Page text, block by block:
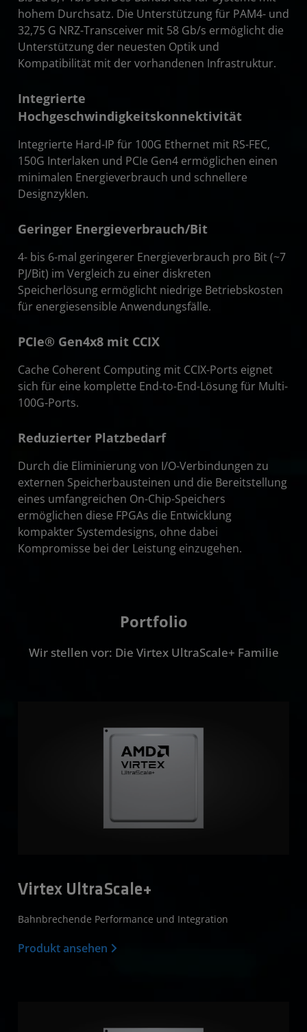
hohem Durchsatz. Die Unterstützung für PAM4- und
32,75 G NRZ-Transceiver mit 58 Gb/s ermöglicht die
Unterstützung der neuesten Optik und
Kompatibilität mit der vorhandenen Infrastruktur.
Integrierte
Hochgeschwindigkeitskonnektivität
Integrierte Hard-IP für 100G Ethernet mit RS-FEC,
150G Interlaken und PCIe Gen4 ermöglichen einen
minimalen Energieverbrauch und schnellere
Designzyklen.
Geringer Energieverbrauch/Bit
4- bis 6-mal geringerer Energieverbrauch pro Bit (~7
PJ/Bit) im Vergleich zu einer diskreten
Speicherlösung ermöglicht niedrige Betriebskosten
für energiesensible Anwendungsfälle.
PCIe® Gen4x8 mit CCIX
Cache Coherent Computing mit CCIX-Ports eignet
sich für eine komplette End-to-End-Lösung für Multi-
100G-Ports.
Reduzierter Platzbedarf
Durch die Eliminierung von I/O-Verbindungen zu
externen Speicherbausteinen und die Bereitstellung
eines umfangreichen On-Chip-Speichers
ermöglichen diese FPGAs die Entwicklung
kompakter Systemdesigns, ohne dabei
Kompromisse bei der Leistung einzugehen.
Portfolio
Wir stellen vor: Die Virtex UltraScale+ Familie
Virtex UltraScale+
Bahnbrechende Performance und Integration
Produkt ansehen